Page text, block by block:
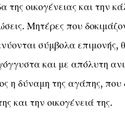
της οικογένειας και την
Μητέρες που
σύμβολα επιμονής,
και με απόλυτη
η δύναμη της αγάπης, που
και την οικογένειά της.